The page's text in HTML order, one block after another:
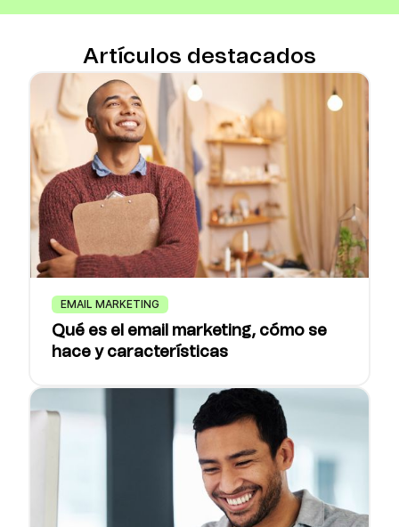
Artículos destacados
EMAIL MARKETING
Qué es el email marketing, cómo se
hace y características